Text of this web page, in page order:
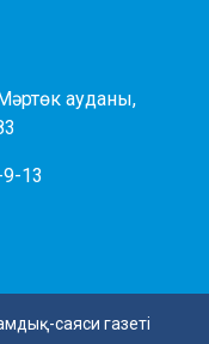
ауданы,
13
саяси газеті